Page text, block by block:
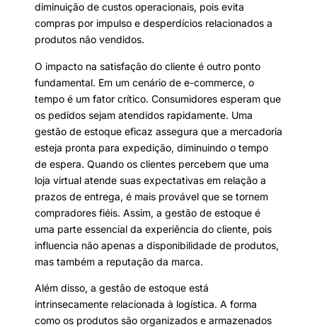
diminuição de custos operacionais, pois evita
compras por impulso e desperdícios relacionados a
produtos não vendidos.
O impacto na satisfação do cliente é outro ponto
fundamental. Em um cenário de e-commerce, o
tempo é um fator crítico. Consumidores esperam que
os pedidos sejam atendidos rapidamente. Uma
gestão de estoque eficaz assegura que a mercadoria
esteja pronta para expedição, diminuindo o tempo
de espera. Quando os clientes percebem que uma
loja virtual atende suas expectativas em relação a
prazos de entrega, é mais provável que se tornem
compradores fiéis. Assim, a gestão de estoque é
uma parte essencial da experiência do cliente, pois
influencia não apenas a disponibilidade de produtos,
mas também a reputação da marca.
Além disso, a gestão de estoque está
intrinsecamente relacionada à logística. A forma
como os produtos são organizados e armazenados